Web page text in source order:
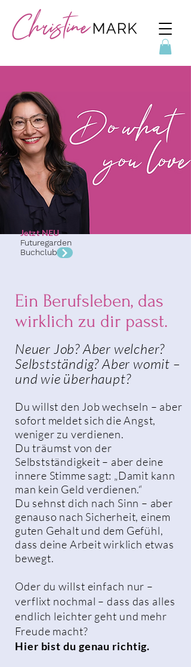
Jetzt NEU
Futuregarden
Buchclub
Ein Berufsleben, das
wirklich zu dir passt.
Neuer Job? Aber welcher?
Selbstständig? Aber womit –
und wie überhaupt?
Du willst den Job wechseln – aber
sofort meldet sich die Angst,
weniger zu verdienen.
Du träumst von der
Selbstständigkeit – aber deine
innere Stimme sagt: „Damit kann
man kein Geld verdienen.“
Du sehnst dich nach Sinn – aber
genauso nach Sicherheit, einem
guten Gehalt und dem Gefühl,
dass deine Arbeit wirklich etwas
bewegt.
Oder du willst einfach nur –
verflixt nochmal – dass das alles
endlich leichter geht und mehr
Freude macht?
Hier bist du genau richtig.